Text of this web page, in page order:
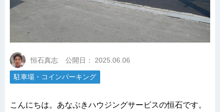
恒石真志 公開日： 2025.06.06
駐車場・コインパーキング
こんにちは。あなぶきハウジングサービスの恒石です。